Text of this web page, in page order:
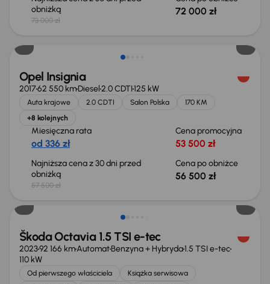
obniżką
73 000 zł
72 000 zł
Opel Insignia
201762 550 kmDiesel2.0 CDTI125 kW
Auta krajowe 2.0 CDTI Salon Polska
170 KM
+8 kolejnych
Miesięczna rata
od 336 zł
Cena promocyjna
53 500 zł
Najniższa cena z 30 dni przed
obniżką
57 500 zł
Cena po obniżce
56 500 zł
Możliwość odliczenia VAT
Škoda Octavia 1.5 TSI e-tec
202392 166 kmAutomatBenzyna + Hybryda1.5 TSI e-tec
110 kW
Od pierwszego właściciela
Książka serwisowa